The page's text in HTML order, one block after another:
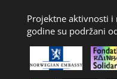
Projektne aktivnosti
godine su podržani